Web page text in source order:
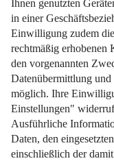
Impressum